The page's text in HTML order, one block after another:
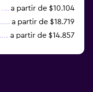
a partir de $10.104
a partir de $18.719
a partir de $14.857